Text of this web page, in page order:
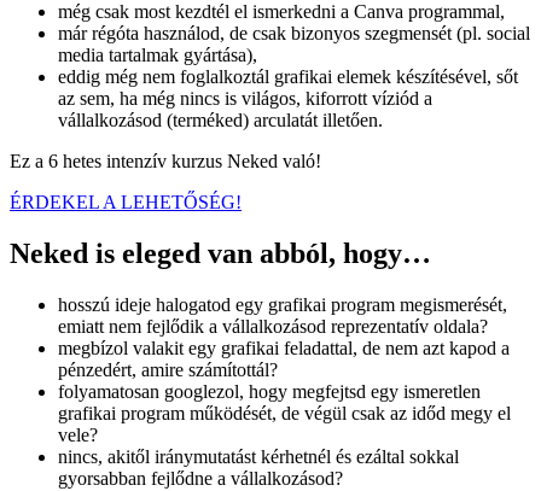
még csak most kezdtél el ismerkedni a Canva programmal,
már régóta használod, de csak bizonyos szegmensét (pl. social
media tartalmak gyártása),
eddig még nem foglalkoztál grafikai elemek készítésével, sőt
az sem, ha még nincs is világos, kiforrott víziód a
vállalkozásod (terméked) arculatát illetően.
Ez a 6 hetes intenzív kurzus Neked való!
ÉRDEKEL A LEHETŐSÉG!
Neked is eleged van abból, hogy…
hosszú ideje halogatod egy grafikai program megismerését,
emiatt nem fejlődik a vállalkozásod reprezentatív oldala?
megbízol valakit egy grafikai feladattal, de nem azt kapod a
pénzedért, amire számítottál?
folyamatosan googlezol, hogy megfejtsd egy ismeretlen
grafikai program működését, de végül csak az időd megy el
vele?
nincs, akitől iránymutatást kérhetnél és ezáltal sokkal
gyorsabban fejlődne a vállalkozásod?